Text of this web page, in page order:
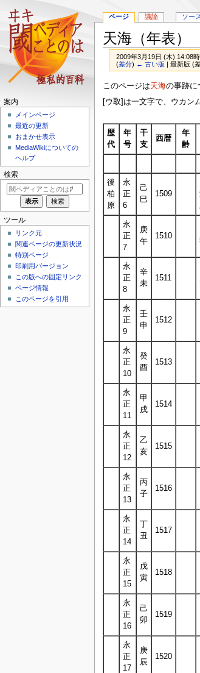
天海（年表）
2009年3月19日 (木) 14:08
(差分) ← 古い版 | 最新版 (
ナ
ビ
ゲ
シ
ョ
ン
移
動
検
索
に
動
このページは天海の事跡に
[ウ取]は一文字で、ウカン
歴
代
年
号
干
支
西暦
年
齢
後
柏
原
永
正
6
己
巳
1509
永
正
7
庚
午
1510
永
正
8
辛
未
1511
永
正
9
壬
申
1512
永
正
10
癸
酉
1513
永
正
11
甲
戌
1514
永
正
12
乙
亥
1515
永
正
13
丙
子
1516
永
正
14
丁
丑
1517
永
正
15
戊
寅
1518
永
正
16
己
卯
1519
永
正
17
庚
辰
1520
ページ 議論 ソー
案内
メインページ
最近の更新
おまかせ表示
MediaWikiについての
ヘルプ
検索
ツール
リンク元
関連ページの更新状況
特別ページ
印刷用バージョン
この版への固定リンク
ページ情報
このページを引用